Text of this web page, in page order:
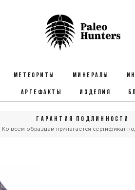
МЕТЕОРИТЫ МИНЕРАЛЫ
АРТЕФАКТЫ ИЗДЕЛИЯ
ГАРАНТИЯ ПОДЛИННОСТИ
Ко всем образцам прилагается сертификат